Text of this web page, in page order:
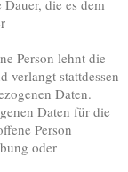
die es dem
Person lehnt die
verlangt stattdessen
Daten.
Daten für die
Person
oder